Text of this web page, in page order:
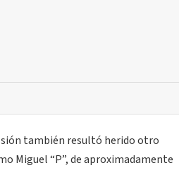
también resultó herido otro
Miguel “P”, de aproximadamente